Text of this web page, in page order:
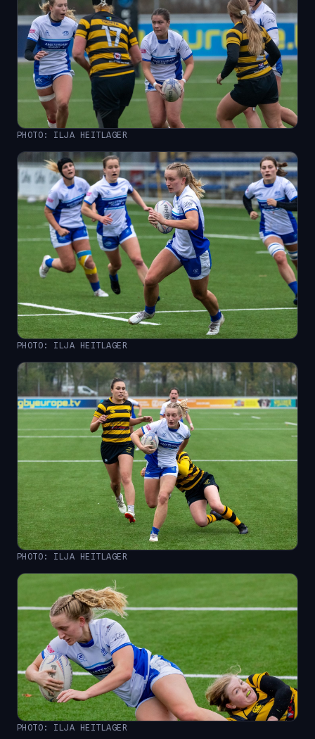
PHOTO: ILJA HEITLAGER
PHOTO: ILJA HEITLAGER
PHOTO: ILJA HEITLAGER
PHOTO: ILJA HEITLAGER